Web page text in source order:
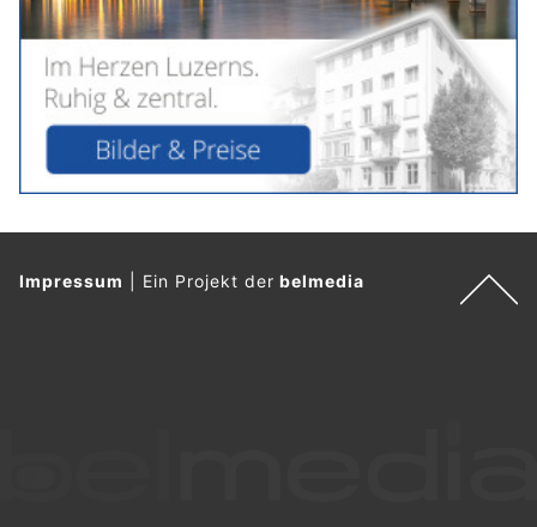
Impressum Ein Projekt derbelmedia